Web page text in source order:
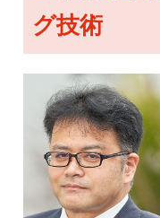
グ技術